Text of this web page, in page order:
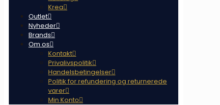
Krea
Outlet
Nyheder
Brands
Om os
Kontakt
Privalivspolitik
Handelsbetingelser
Politik for refundering og returnerede
varer
Min Konto